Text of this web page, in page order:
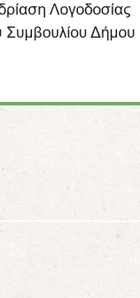
Λογοδοσίας
Συμβουλίου Δήμου